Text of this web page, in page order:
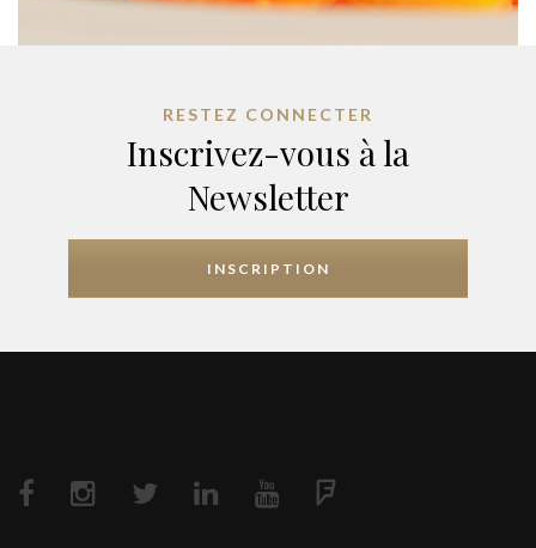
RESTEZ CONNECTER
Inscrivez-vous à la
Newsletter
INSCRIPTION